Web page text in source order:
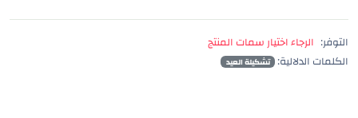
التوفر:
الرجاء اختيار سمات المنتج
الكلمات الدلالية:
تشكيلة العيد